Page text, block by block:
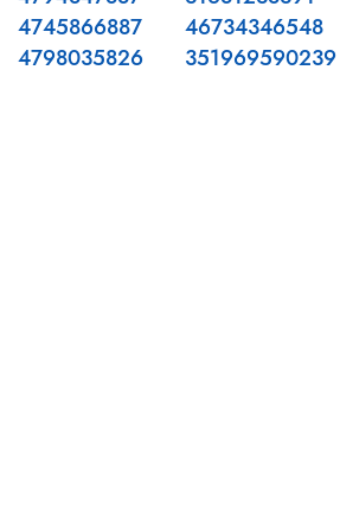
4745866887
4798035826
46734346548
351969590239